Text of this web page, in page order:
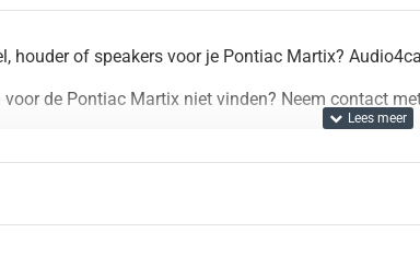
houder of speakers voor je Pontiac Martix?
voor de Pontiac Martix niet vinden? Neem contact